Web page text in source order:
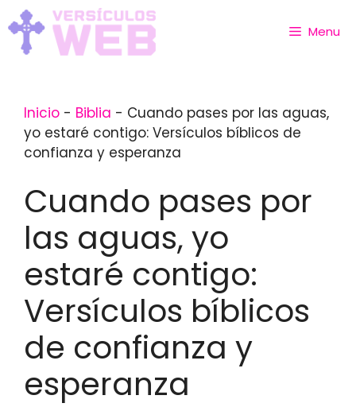
Skip
to
content
Menu
Inicio - Biblia - Cuando pases por las aguas,
yo estaré contigo: Versículos bíblicos de
confianza y esperanza
Cuando pases por
las aguas, yo
estaré contigo:
Versículos bíblicos
de confianza y
esperanza